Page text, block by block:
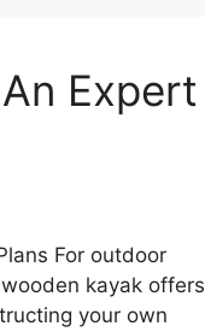
Expert
For outdoor
kayak offers
your own